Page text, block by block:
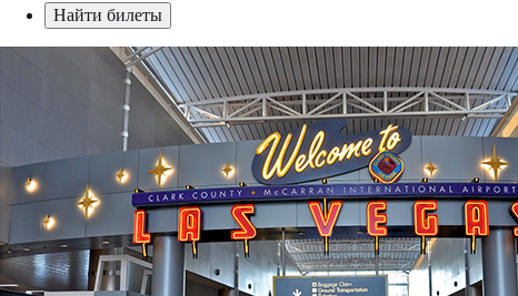
Найти билеты